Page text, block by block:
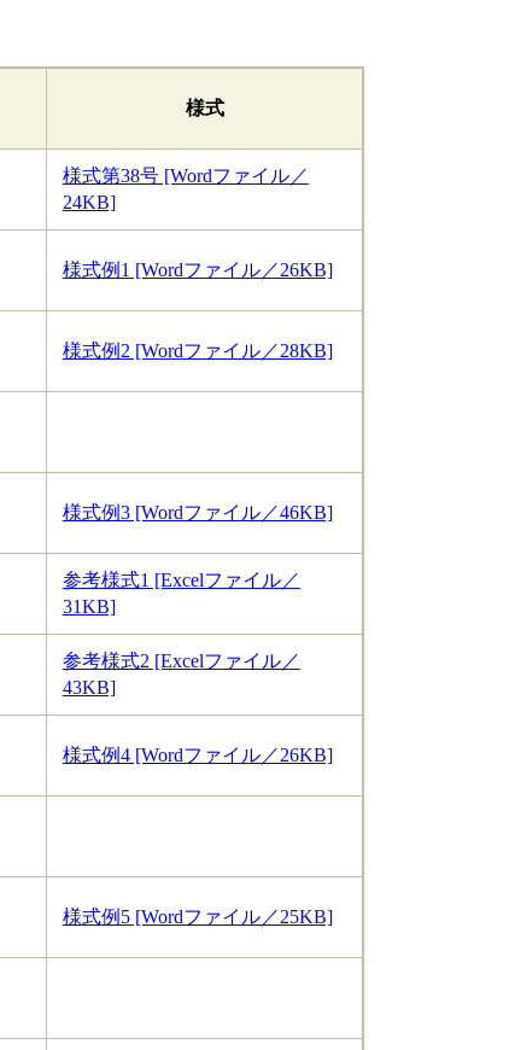
様式
様式第38号 [Wordファイル／
24KB]
様式例1 [Wordファイル／26KB]
様式例2 [Wordファイル／28KB]
様式例3 [Wordファイル／46KB]
参考様式1 [Excelファイル／
31KB]
参考様式2 [Excelファイル／
43KB]
様式例4 [Wordファイル／26KB]
様式例5 [Wordファイル／25KB]